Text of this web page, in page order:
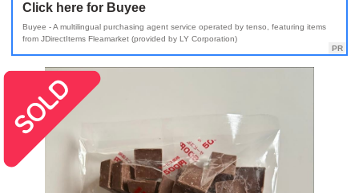
Click here for Buyee
Buyee - A multilingual purchasing agent service operated by tenso, featuring items
from JDirectItems Fleamarket (provided by LY Corporation)